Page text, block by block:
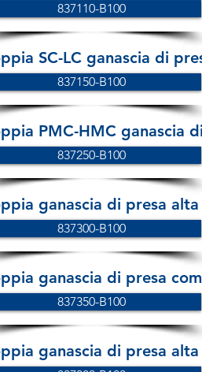
837110-B100
SC-LC ganascia di
837150-B100
PMC-HMC ganascia
837250-B100
ganascia di presa alta
837300-B100
ganascia di presa
837350-B100
ganascia di presa